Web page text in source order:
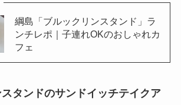
綱島「ブルックリンスタンド」ラ
ンチレポ｜子連れOKのおしゃれカ
フェ
タンドのサンドイッチテイクア